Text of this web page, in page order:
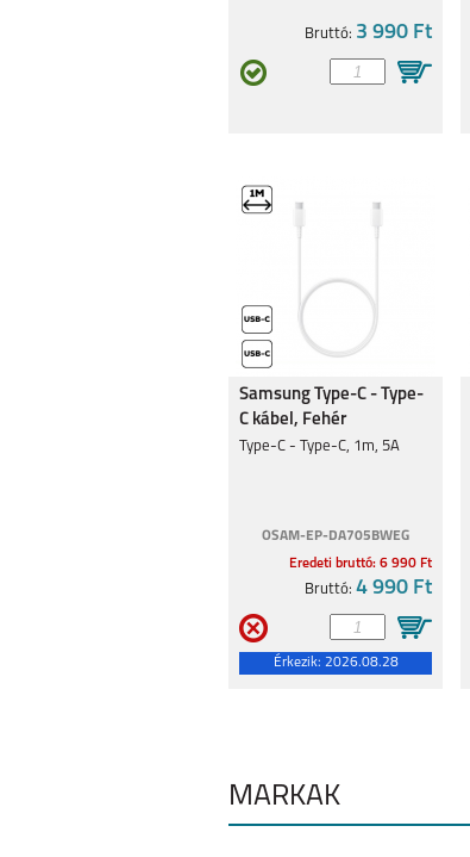
Bruttó: 3 990 Ft
Samsung Type-C - Type-
C kábel, Fehér
Type-C - Type-C, 1m, 5A
OSAM-EP-DA705BWEG
Eredeti bruttó: 6 990 Ft
Bruttó: 4 990 Ft
Érkezik: 2026.08.28
MÁRKÁK